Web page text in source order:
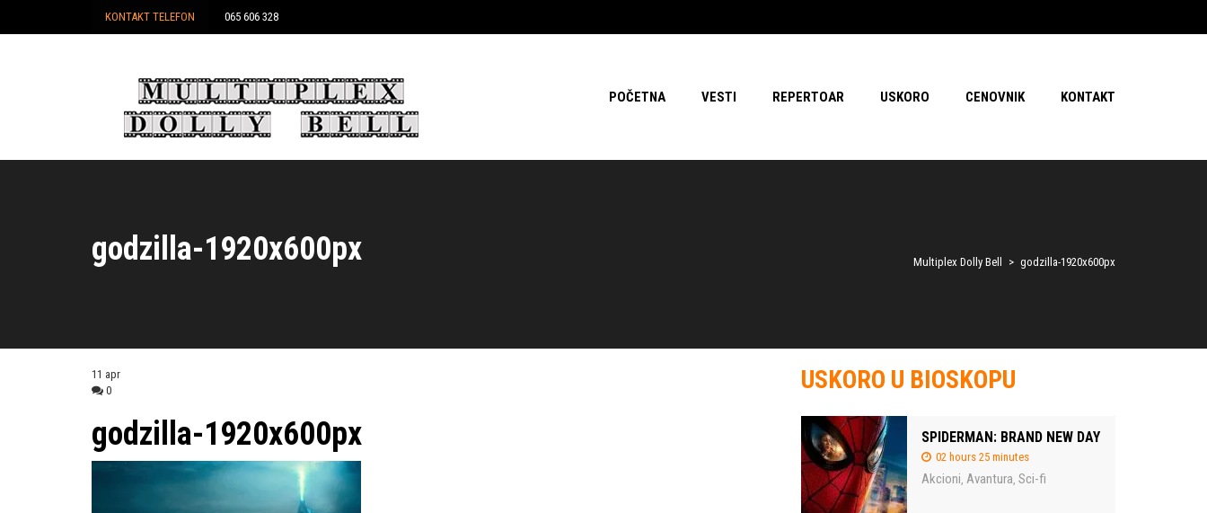
KONTAKT TELEFON 065 606 328
POČETNA VESTI REPERTOAR USKORO CENOVNIK KONTAKT
godzilla-1920x600px Multiplex Dolly Bell > godzilla-1920x600px
11 apr
0
godzilla-1920x600px
USKORO U BIOSKOPU
SPIDERMAN: BRAND NEW DAY
02 hours 25 minutes
Akcioni, Avantura, Sci-fi